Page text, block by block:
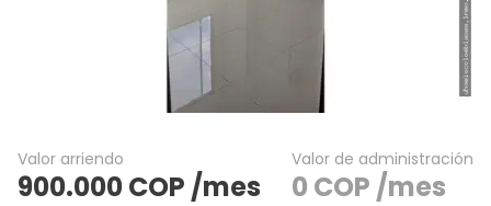
Valor arriendo
900.000COP /mes
Valor de administración
0 COP /mes